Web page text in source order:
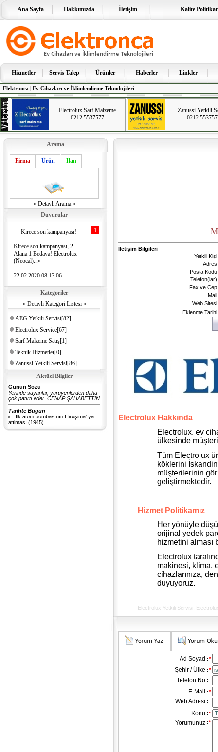
Ana Sayfa Hakkımızda İletişim Kalite
Hizmetler Servis Talep Ürünler Haberler Linkler
Elektronca | Ev Cihazları ve İklimlendirme Teknolojileri
Electrolux Sarf Malzeme
0212.5537577
Zanussi Yetkili
Arama
Firma Ürün Ilan
» Detayli Arama »
Duyurular
Kirece son kampanyası!
Kirece son kampanyası, 2
Alana 1 Bedava! Electrolux
(Neocal)...»
22.02.2020 08:13:06
Kirece son kampanyası!
Kirece son kampanyası, 2
Alana 1 Bedava! Electrolux
22.02.2020 08:13:06
1
Kategoriler
» Detayli Kategori Listesi »
AEG Yetkili Servisi[82]
Electrolux Service[67]
Sarf Malzeme Satış[1]
Teknik Hizmetler[0]
Zanussi Yetkili Servisi[86]
Aktüel Bilgiler
Günün Sözü
Yerinde sayanlar, yürüyenlerden daha
çok patırtı eder. CENAP ŞAHABETTİN
Tarihte Bugün
İlk atom bombasının Hiroşima' ya
atılması (1945)
İletişim Bilgileri
Yetkili Kişi
Adres
Posta Kodu
Telefon(lar)
Fax ve Cep
Mail
Web Sitesi
Eklenme Tarihi
Electrolux Hakkında
Electrolux, ev
ülkesinde
Tüm Electrolux
köklerini
müşterilerinin
geliştirmektedir.
Hizmet Politikamız
Her yönüyle
orijinal yedek
hizmetini alması
Electrolux
makinesi, klima,
cihazlarınıza,
duyuyoruz.
Electrolux Yetkili Servisi,
Ad Soyad :*
Şehir / Ülke :*
Telefon No :
E-Mail :*
Web Adresi :
Konu :*
Yorumunuz :*